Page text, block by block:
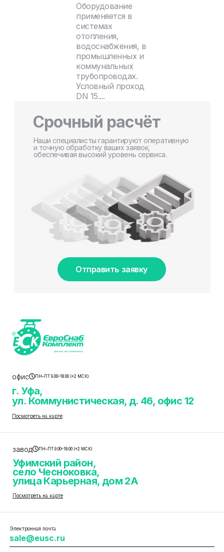
Оборудование
применяется в
системах
отопления,
водоснабжения, в
промышленных и
коммунальных
трубопроводах.
Условный проход
DN 15....
Срочный расчёт
Наши специалисты гарантируют оперативную
и точную обработку ваших заявок,
обеспечивая высокий уровень сервиса.
Отправить заявку
офис ПН–ПТ 9.00–18.00 (+2 МСК)
г. Уфа,
ул. Коммунистическая, д. 46, офис 12
Посмотреть на карте
завод ПН–ПТ 9.00–18.00 (+2 МСК)
Уфимский район,
село Чесноковка,
улица Карьерная, дом 2А
Посмотреть на карте
Электронная почта
sale@eusc.ru